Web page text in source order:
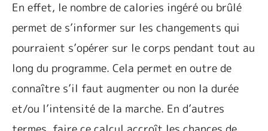
En effet, le nombre de calories ingéré ou brûlé
permet de s’informer sur les changements qui
pourraient s’opérer sur le corps pendant tout au
long du programme. Cela permet en outre de
connaître s’il faut augmenter ou non la durée
et/ou l’intensité de la marche. En d’autres